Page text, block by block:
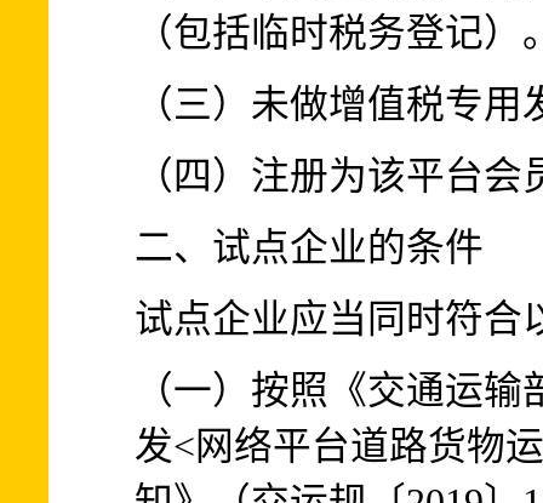
（包括临时税务登记）
（三）未做增值税专
（四）注册为该平台会
二、试点企业的条件
试点企业应当同时符合
（一）按照《交通运
发<网络平台道路货物